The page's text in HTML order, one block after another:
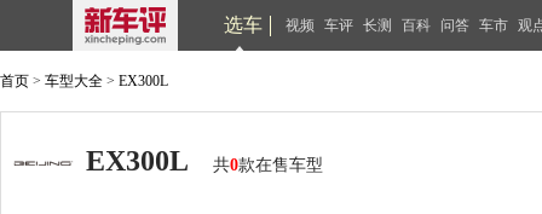
选车 视频 车评 长测 百科 问答 车市 观
首页 > 车型大全 > EX300L
EX300L 共0款在售车型